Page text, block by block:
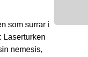
som surrar i
Laserturken
nemesis,